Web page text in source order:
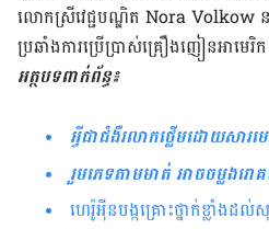
លោក​ស្រី​វេជ្ជបណ្ឌិត Nora Volkow ន
ប្រឆាំង​ការ​ប្រើ​ប្រាស់​គ្រឿង​ញៀន​អាមេរិ
អត្ថបទ​ពាក់​ព័ន្ធ៖
អ្វីជាជំងឺរលាកថ្លើមដោយសារម
រួមភេទតាមមាត់ អាច​ចម្លង​រោ
ហេរ៉ូអុីនបង្កគ្រោះថ្នាក់​ខ្លាំង​